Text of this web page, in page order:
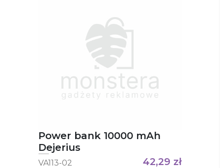
Power bank 10000 mAh
Dejerius
VA113-02 42,29 zł